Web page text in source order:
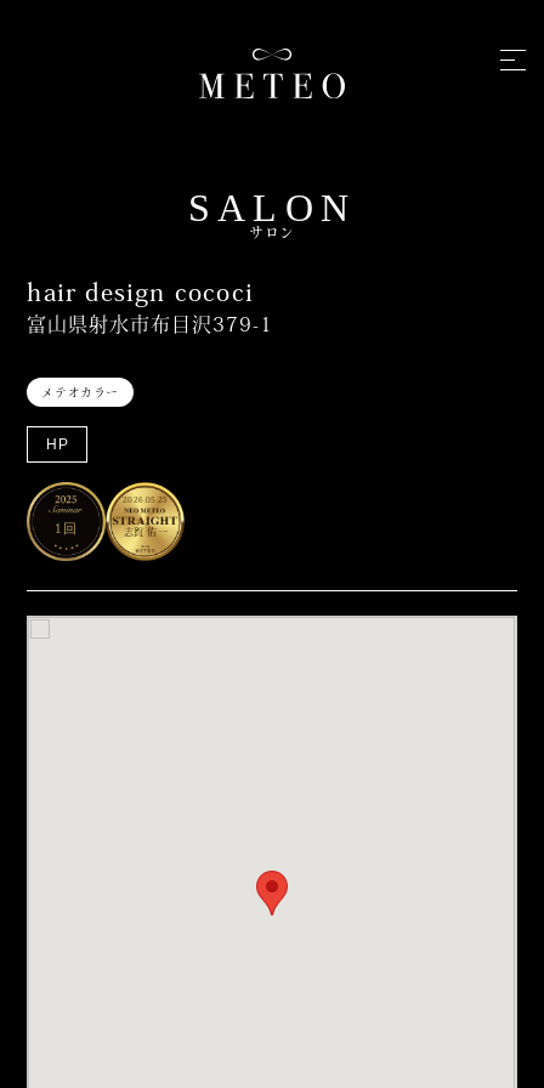
SALON
サロン
hair design cococi
富山県射水市布目沢379-1
メテオカラー
HP
1回
2026.05.25
志賀 佑一